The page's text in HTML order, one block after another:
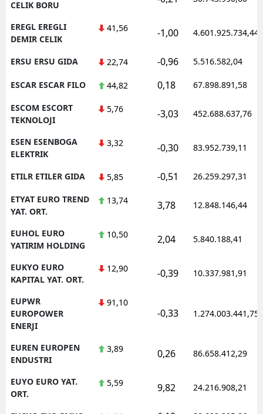
CELIK BORU
EREGL EREGLI
DEMIR CELIK
41,56 -1,00 4.601.925.734,44
ERSU ERSU GIDA 22,74 -0,96 5.516.582,04
ESCAR ESCAR FILO 44,82 0,18 67.898.891,58
ESCOM ESCORT
TEKNOLOJI
5,76 -3,03 452.688.637,76
ESEN ESENBOGA
ELEKTRIK
3,32 -0,30 83.952.739,11
ETILR ETILER GIDA 5,85 -0,51 26.259.297,31
ETYAT EURO TREND
YAT. ORT.
13,74 3,78 12.848.146,44
EUHOL EURO
YATIRIM HOLDING
10,50 2,04 5.840.188,41
EUKYO EURO
KAPITAL YAT. ORT.
12,90 -0,39 10.337.981,91
EUPWR
EUROPOWER
ENERJI
91,10
-0,33 1.274.003.441,75
EUREN EUROPEN
ENDUSTRI
3,89 0,26 86.658.412,29
EUYO EURO YAT.
ORT.
5,59 9,82 24.216.908,21